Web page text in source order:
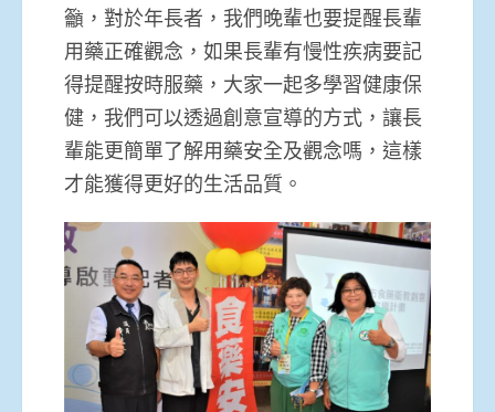
籲，對於年長者，我們晚輩也要提醒長輩
用藥正確觀念，如果長輩有慢性疾病要記
得提醒按時服藥，大家一起多學習健康保
健，我們可以透過創意宣導的方式，讓長
輩能更簡單了解用藥安全及觀念嗎，這樣
才能獲得更好的生活品質。